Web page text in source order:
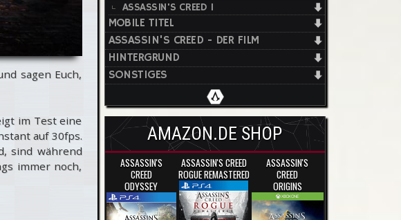
sagen Euch,
im Test eine
auf 30fps.
sind während
immer noch,
ASSASSIN'S CREED 1
MOBILE TITEL
ASSASSIN'S CREED - DER FILM
HINTERGRUND
SONSTIGES
AMAZON.DE SHOP
ASSASSIN'S
CREED
ODYSSEY
ASSASSIN'S CREED
ROGUE REMASTERED
ASSASSIN'S
CREED
ORIGINS